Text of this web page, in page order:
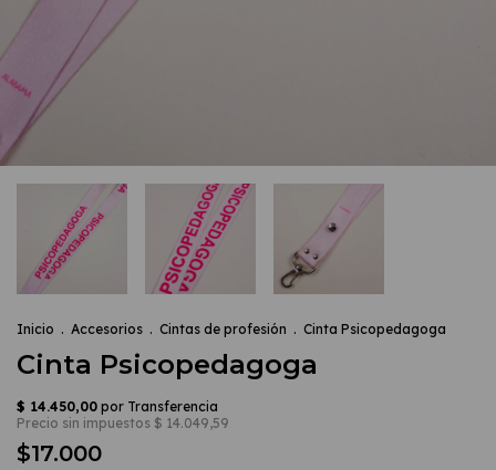
Inicio . Accesorios . Cintas de profesión . Cinta Psicopedagoga
Cinta Psicopedagoga
$17.000